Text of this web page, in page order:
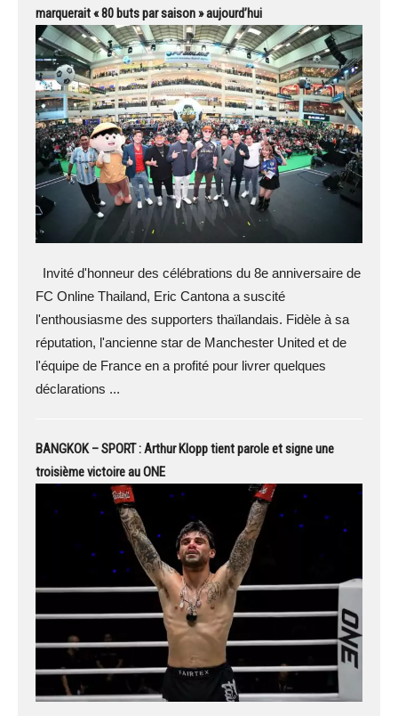
marquerait « 80 buts par saison » aujourd’hui
Invité d'honneur des célébrations du 8e anniversaire de
FC Online Thailand, Eric Cantona a suscité
l'enthousiasme des supporters thaïlandais. Fidèle à sa
réputation, l'ancienne star de Manchester United et de
l'équipe de France en a profité pour livrer quelques
déclarations ...
BANGKOK – SPORT : Arthur Klopp tient parole et signe une
troisième victoire au ONE